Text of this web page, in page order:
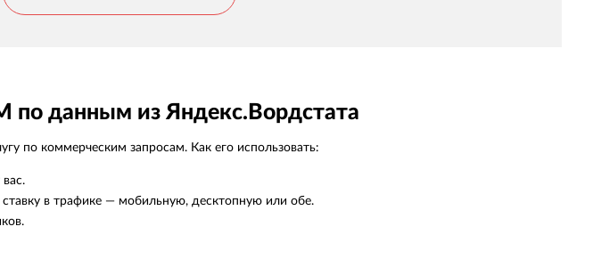
по данным из Яндекс.Вордстата
по коммерческим запросам. Как его использовать:
ставку в трафике — мобильную, десктопную или обе.